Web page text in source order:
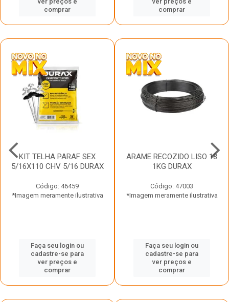
comprar
comprar
KIT TELHA PARAF SEX
5/16X110 CHV 5/16 DURAX
Código: 46459
*Imagem meramente ilustrativa
Faça seu login ou
cadastre-se para
ver preços e
comprar
ARAME RECOZIDO LISO 18
1KG DURAX
Código: 47003
*Imagem meramente ilustrativa
Faça seu login ou
cadastre-se para
ver preços e
comprar